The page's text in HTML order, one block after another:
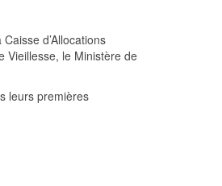
d’Allocations
Vieillesse, le Ministère de
leurs premières